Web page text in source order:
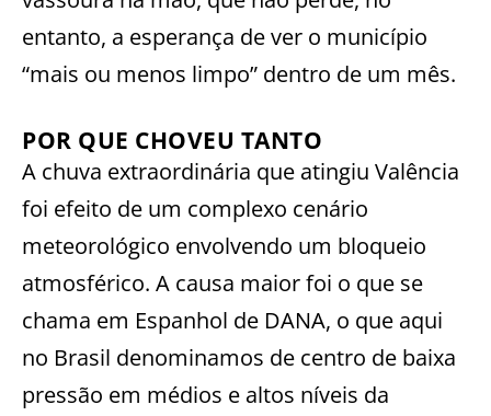
entanto, a esperança de ver o município
“mais ou menos limpo” dentro de um mês.
POR QUE CHOVEU TANTO
A chuva extraordinária que atingiu Valência
foi efeito de um complexo cenário
meteorológico envolvendo um bloqueio
atmosférico. A causa maior foi o que se
chama em Espanhol de DANA, o que aqui
no Brasil denominamos de centro de baixa
pressão em médios e altos níveis da